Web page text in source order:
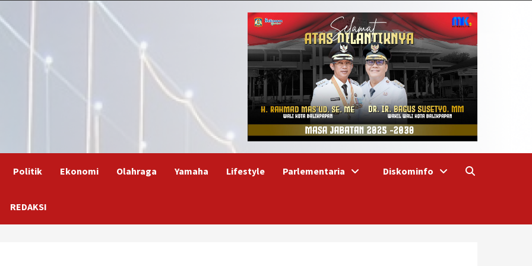
Politik Ekonomi Olahraga Yamaha Lifestyle Parlementaria Diskominfo
REDAKSI